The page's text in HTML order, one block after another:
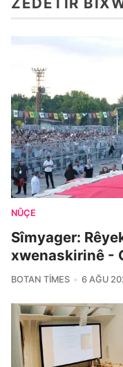
NÛÇE
Sîmyager:
xwenaskirinê -
BOTAN TIMES 6 AĞU